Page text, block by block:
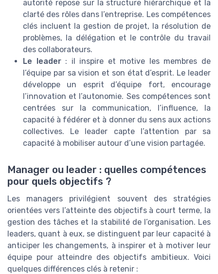
autorité repose sur la structure hiérarchique et la
clarté des rôles dans l’entreprise. Les compétences
clés incluent la gestion de projet, la résolution de
problèmes, la délégation et le contrôle du travail
des collaborateurs.
Le leader: il inspire et motive les membres de
l’équipe par sa vision et son état d’esprit. Le leader
développe un esprit d’équipe fort, encourage
l’innovation et l’autonomie. Ses compétences sont
centrées sur la communication, l’influence, la
capacité à fédérer et à donner du sens aux actions
collectives. Le leader capte l’attention par sa
capacité à mobiliser autour d’une vision partagée.
Manager ou leader : quelles compétences
pour quels objectifs ?
Les managers privilégient souvent des stratégies
orientées vers l’atteinte des objectifs à court terme, la
gestion des tâches et la stabilité de l’organisation. Les
leaders, quant à eux, se distinguent par leur capacité à
anticiper les changements, à inspirer et à motiver leur
équipe pour atteindre des objectifs ambitieux. Voici
quelques différences clés à retenir :